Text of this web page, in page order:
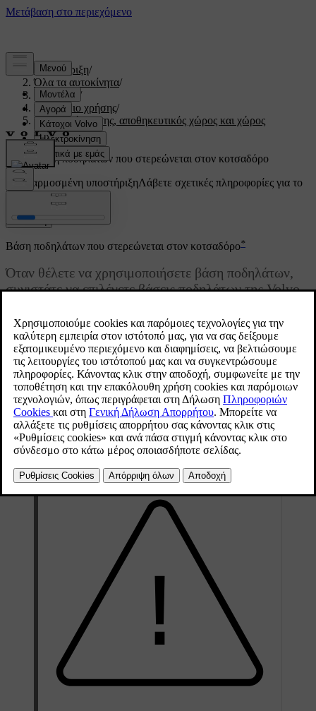
Υποστήριξη/
Όλα τα αυτοκίνητα/
V60 2022 /
Εγχειρίδιο χρήσης/
Χώρος φόρτωσης, αποθηκευτικός χώρος και χώρος
επιβατών/
Φόρτωση/
Βάση ποδηλάτων που στερεώνεται στον κοτσαδόρο
Προσαρμοσμένη υποστήριξηΛάβετε σχετικές πληροφορίες για το
δικό σας αυτοκίνητο.
Σύνδεση
Βάση ποδηλάτων που στερεώνεται στον κοτσαδόρο*
Όταν θέλετε να χρησιμοποιήσετε βάση ποδηλάτων,
συνιστάτε να επιλέγετε βάσεις ποδηλάτων της Volvo.
Κι αυτό για να αποφευχθεί τυχόν ζημιά στο αυτοκίνητο και να
επιτευχθεί η μεγαλύτερη πιθανή ασφάλεια στη διάρκεια της
διαδρομής. Οι βάσεις ποδηλάτων της Volvo διατίθενται για αγορά
στο Επίσημο Δίκτυο της Volvo.
Ακολουθείτε προσεκτικά τις οδηγίες που παρέχονται μαζί με τη
βάση ποδηλάτων.
Η βάση ποδηλάτων, συμπ. του φορτίου, πρέπει να ζυγίζει όχι
περισσότερο από 75 kg (165 lb).